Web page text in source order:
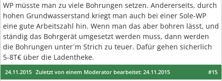
WP müsste man zu viele Bohrungen setzen. Andererseits, durch
hohen Grundwasserstand kriegt man auch bei einer Sole-WP
eine gute Arbeitszahl hin. Wenn man das aber bohren lässt, und
ständig das Bohrgerät umgesetzt werden muss, dann werden
die Bohrungen unter´m Strich zu teuer. Dafür gehen sicherlich
5-8T€ über die Ladentheke.
#15
24.11.2015 Zuletzt von einem Moderator bearbeitet: 24.11.2015